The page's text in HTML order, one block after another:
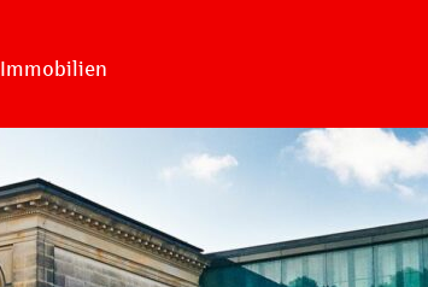
Immobilien